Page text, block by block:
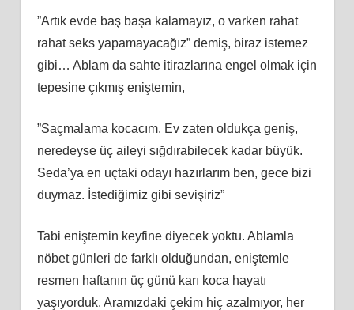
”Artık evde baş başa kalamayız, o varken rahat
rahat seks yapamayacağız” demiş, biraz istemez
gibi… Ablam da sahte itirazlarına engel olmak için
tepesine çıkmış eniştemin,
”Saçmalama kocacım. Ev zaten oldukça geniş,
neredeyse üç aileyi sığdırabilecek kadar büyük.
Seda’ya en uçtaki odayı hazırlarım ben, gece bizi
duymaz. İstediğimiz gibi sevişiriz”
Tabi eniştemin keyfine diyecek yoktu. Ablamla
nöbet günleri de farklı olduğundan, eniştemle
resmen haftanın üç günü karı koca hayatı
yaşıyorduk. Aramızdaki çekim hiç azalmıyor, her